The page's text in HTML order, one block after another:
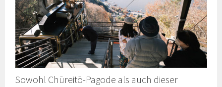
Sowohl Chūreitō-Pagode als auch dieser